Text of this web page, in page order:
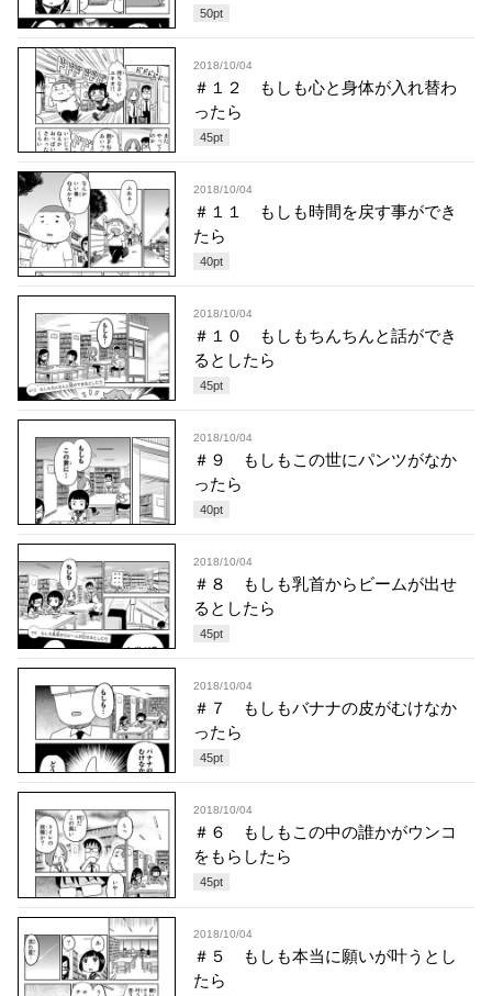
50pt
2018/10/04
＃１２ もしも心と身体が入れ替わ
ったら
45pt
2018/10/04
＃１１ もしも時間を戻す事ができ
たら
40pt
2018/10/04
＃１０ もしもちんちんと話ができ
るとしたら
45pt
2018/10/04
＃９ もしもこの世にパンツがなか
ったら
40pt
2018/10/04
＃８ もしも乳首からビームが出せ
るとしたら
45pt
2018/10/04
＃７ もしもバナナの皮がむけなか
ったら
45pt
2018/10/04
＃６ もしもこの中の誰かがウンコ
をもらしたら
45pt
2018/10/04
＃５ もしも本当に願いが叶うとし
たら